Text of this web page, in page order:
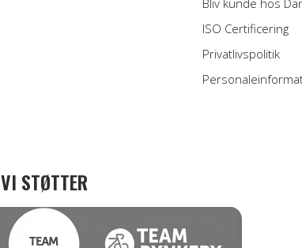
Bliv kunde hos
ISO Certificering
Privatlivspolitik
VI STØTTER